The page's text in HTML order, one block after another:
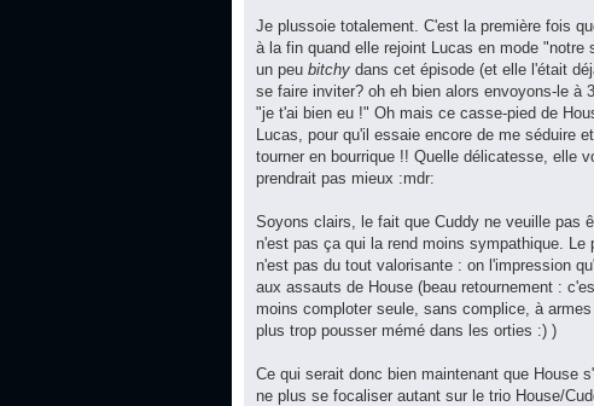
Je plussoie totalement. C'est la première fois
à la fin quand elle rejoint Lucas en mode
un peu bitchy dans cet épisode (et elle l'était
se faire inviter? oh eh bien alors envoyons-le à
"je t'ai bien eu !" Oh mais ce casse-pied de
Lucas, pour qu'il essaie encore de me séduire
tourner en bourrique !! Quelle délicatesse, elle
prendrait pas mieux :mdr:
Soyons clairs, le fait que Cuddy ne veuille pas
n'est pas ça qui la rend moins sympathique.
n'est pas du tout valorisante : on l'impression
aux assauts de House (beau retournement :
moins comploter seule, sans complice, à
plus trop pousser mémé dans les orties :) )
Ce qui serait donc bien maintenant que House
ne plus se focaliser autant sur le trio House/